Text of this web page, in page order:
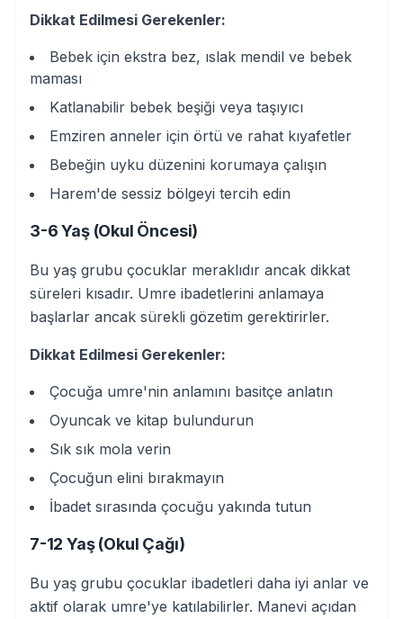
Dikkat Edilmesi Gerekenler:
Bebek için ekstra bez, ıslak mendil ve bebek
maması
Katlanabilir bebek beşiği veya taşıyıcı
Emziren anneler için örtü ve rahat kıyafetler
Bebeğin uyku düzenini korumaya çalışın
Harem'de sessiz bölgeyi tercih edin
3-6 Yaş (Okul Öncesi)
Bu yaş grubu çocuklar meraklıdır ancak dikkat
süreleri kısadır. Umre ibadetlerini anlamaya
başlarlar ancak sürekli gözetim gerektirirler.
Dikkat Edilmesi Gerekenler:
Çocuğa umre'nin anlamını basitçe anlatın
Oyuncak ve kitap bulundurun
Sık sık mola verin
Çocuğun elini bırakmayın
İbadet sırasında çocuğu yakında tutun
7-12 Yaş (Okul Çağı)
Bu yaş grubu çocuklar ibadetleri daha iyi anlar ve
aktif olarak umre'ye katılabilirler. Manevi açıdan